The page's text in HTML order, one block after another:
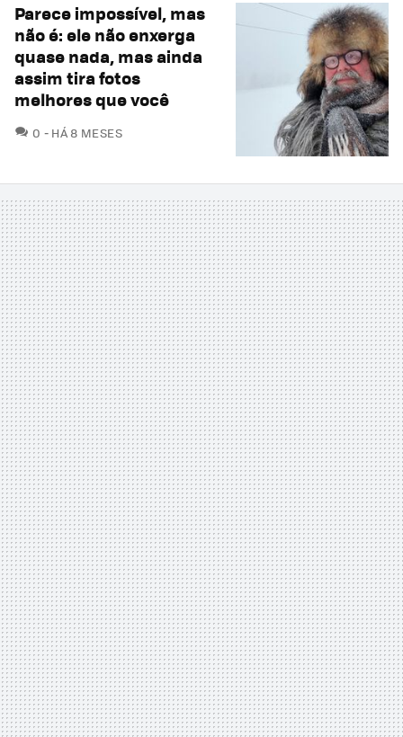
Parece impossível, mas
não é: ele não enxerga
quase nada, mas ainda
assim tira fotos
melhores que você
0 COMENTÁRIOS
HÁ 8 MESES